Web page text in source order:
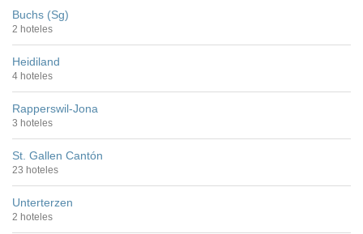
Buchs (Sg)
2 hoteles
Heidiland
4 hoteles
Rapperswil-Jona
3 hoteles
St. Gallen Cantón
23 hoteles
Unterterzen
2 hoteles